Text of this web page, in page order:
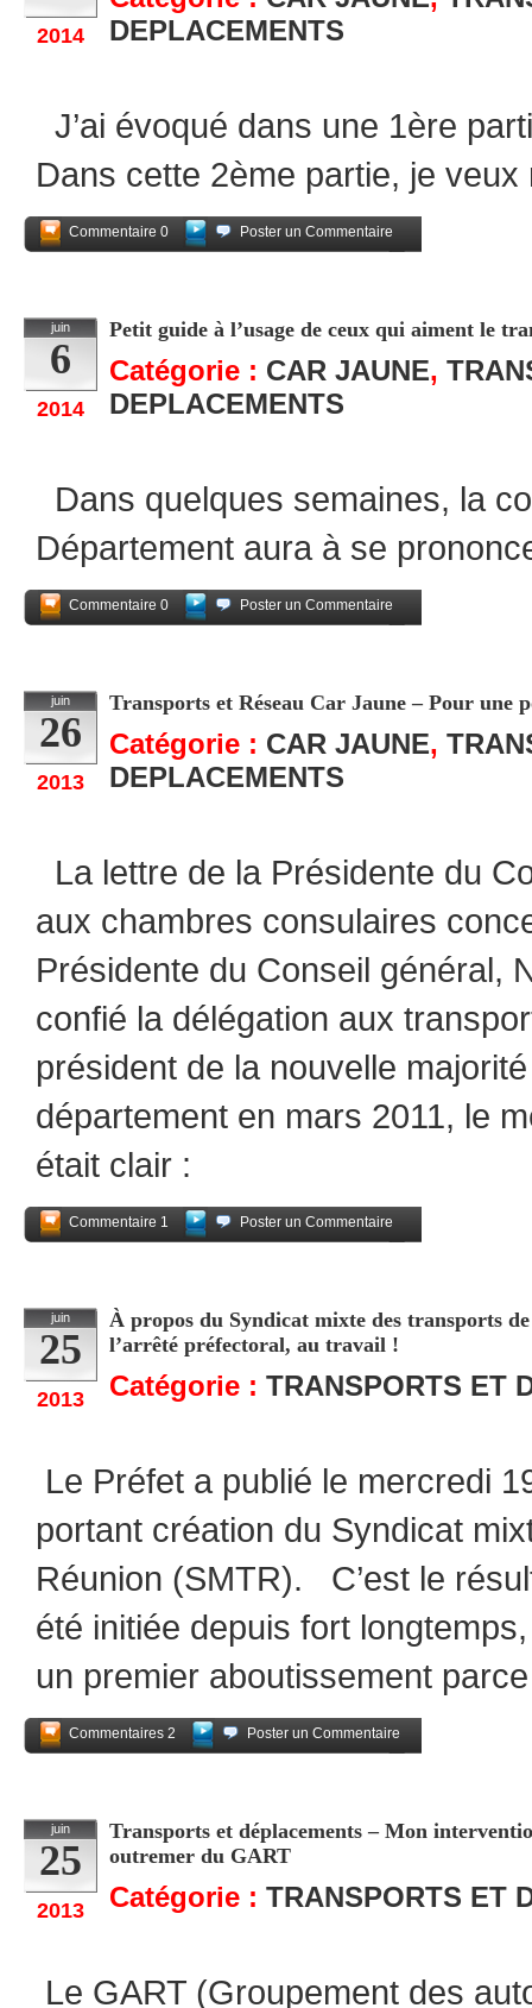
2014
DEPLACEMENTS
J’ai évoqué dans une 1ère
Dans cette 2ème partie, je
Commentaire 0
Poster un Commentaire
juin
6
2014
Petit guide à l’usage de ceux qui aiment le
Catégorie : CAR JAUNE,
DEPLACEMENTS
Dans quelques semaines, la
Département aura à se
Commentaire 0
Poster un Commentaire
juin
26
2013
Transports et Réseau Car Jaune – Pour une
Catégorie : CAR JAUNE,
DEPLACEMENTS
La lettre de la Présidente du
aux chambres consulaires
Présidente du Conseil général,
confié la délégation aux
président de la nouvelle
département en mars 2011, le
était clair :
Commentaire 1
Poster un Commentaire
juin
25
2013
À propos du Syndicat mixte des transports
l’arrêté préfectoral, au travail !
Catégorie : TRANSPORTS ET
Le Préfet a publié le mercredi
portant création du Syndicat
Réunion (SMTR). C’est le
été initiée depuis fort
un premier aboutissement
Commentaires 2
Poster un Commentaire
juin
25
2013
Transports et déplacements – Mon
outremer du GART
Catégorie : TRANSPORTS ET
Le GART (Groupement des